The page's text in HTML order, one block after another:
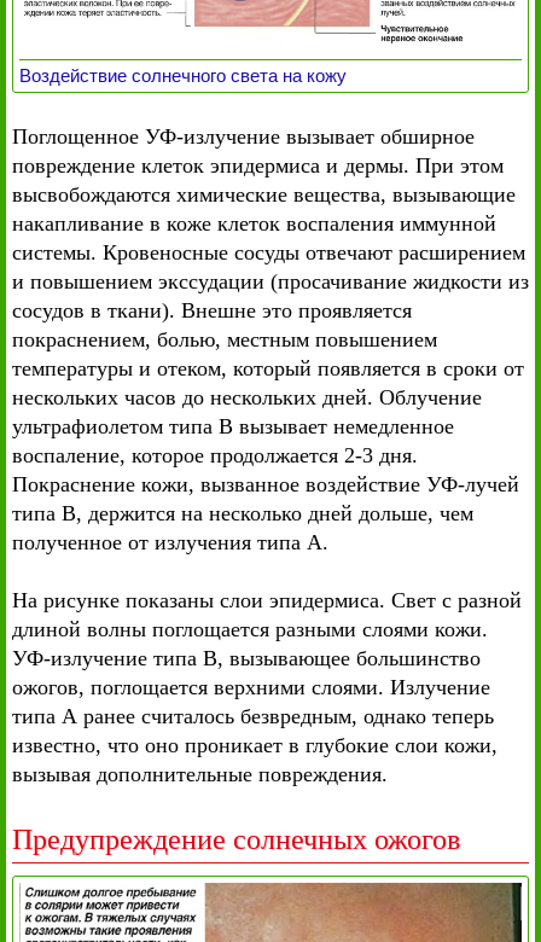
Воздействие солнечного света на кожу
Поглощенное УФ-излучение вызывает обширное
повреждение клеток эпидермиса и дермы. При этом
высвобождаются химические вещества, вызывающие
накапливание в коже клеток воспаления иммунной
системы. Кровеносные сосуды отвечают расширением
и повышением экссудации (просачивание жидкости из
сосудов в ткани). Внешне это проявляется
покраснением, болью, местным повышением
температуры и отеком, который появляется в сроки от
нескольких часов до нескольких дней. Облучение
ультрафиолетом типа В вызывает немедленное
воспаление, которое продолжается 2-3 дня.
Покраснение кожи, вызванное воздействие УФ-лучей
типа В, держится на несколько дней дольше, чем
полученное от излучения типа А.
На рисунке показаны слои эпидермиса. Свет с разной
длиной волны поглощается разными слоями кожи.
УФ-излучение типа В, вызывающее большинство
ожогов, поглощается верхними слоями. Излучение
типа А ранее считалось безвредным, однако теперь
известно, что оно проникает в глубокие слои кожи,
вызывая дополнительные повреждения.
Предупреждение солнечных ожогов